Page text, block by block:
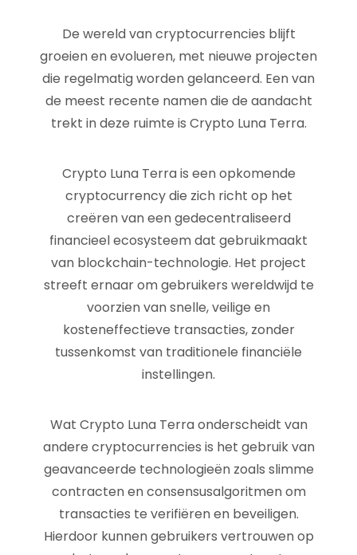
De wereld van cryptocurrencies blijft
groeien en evolueren, met nieuwe projecten
die regelmatig worden gelanceerd. Een van
de meest recente namen die de aandacht
trekt in deze ruimte is Crypto Luna Terra.
Crypto Luna Terra is een opkomende
cryptocurrency die zich richt op het
creëren van een gedecentraliseerd
financieel ecosysteem dat gebruikmaakt
van blockchain-technologie. Het project
streeft ernaar om gebruikers wereldwijd te
voorzien van snelle, veilige en
kosteneffectieve transacties, zonder
tussenkomst van traditionele financiële
instellingen.
Wat Crypto Luna Terra onderscheidt van
andere cryptocurrencies is het gebruik van
geavanceerde technologieën zoals slimme
contracten en consensusalgoritmen om
transacties te verifiëren en beveiligen.
Hierdoor kunnen gebruikers vertrouwen op